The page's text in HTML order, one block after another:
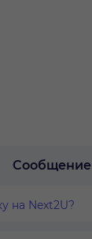
Сообщение
на Next2U?